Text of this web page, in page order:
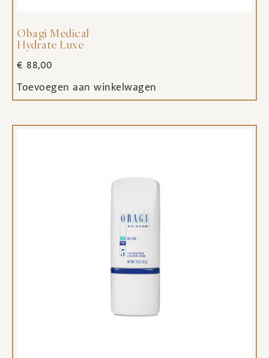
Obagi Medical
Hydrate Luxe
€ 88,00
Toevoegen aan winkelwagen